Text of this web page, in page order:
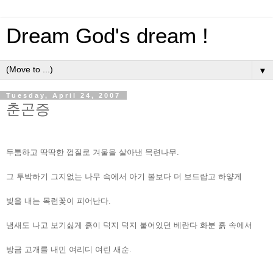
Dream God's dream !
▼
Tuesday, April 24, 2007
춘곤증
두툼하고 딱딱한 껍질로 겨울을 살아낸 목련나무.
그 투박하기 그지없는 나무 속에서 아기 볼보다 더 보드랍고 하얗게
빛을 내는 목련꽃이 피어난다.
냄새도 나고 보기싫게 흙이 덕지 덕지 붙어있던 베란다 화분 흙 속에서
방금 고개를 내민 여리디 여린 새순.